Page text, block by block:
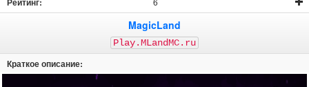
MagicLand
Play.MLandMC.ru